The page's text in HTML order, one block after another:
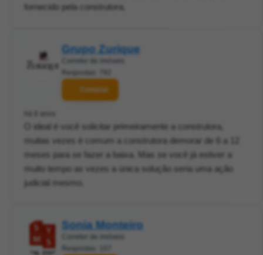
fornecido pela construtora.
Grupo Zurique
Corretor de imóveis
Respostas: 792
Contatar
há 6 anos
O ideal é você solicitar primeiramente a construtora,
muitas vezes é comum a construtora demorar de 6 a 12
meses para se fazer a baixa. Mas se você já estiver a
muito tempo as vezes a única solução seria uma ação
judicial mesmo.
Sonia Monteiro
Corretor de imóveis
Respostas: 107